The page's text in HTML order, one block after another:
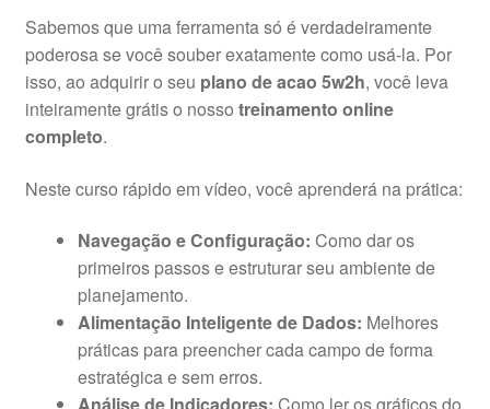
Sabemos que uma ferramenta só é verdadeiramente
poderosa se você souber exatamente como usá-la. Por
isso, ao adquirir o seu plano de acao 5w2h, você leva
inteiramente grátis o nosso treinamento online
completo.
Neste curso rápido em vídeo, você aprenderá na prática:
Navegação e Configuração: Como dar os
primeiros passos e estruturar seu ambiente de
planejamento.
Alimentação Inteligente de Dados: Melhores
práticas para preencher cada campo de forma
estratégica e sem erros.